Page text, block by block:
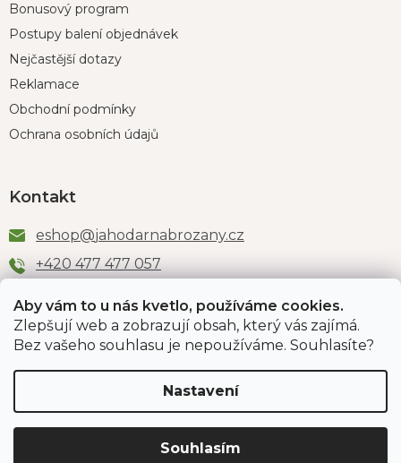
Aby vám to u nás kvetlo, používáme cookies.
Zlepšují web a zobrazují obsah, který vás zajímá.
Bez vašeho souhlasu je nepoužíváme. Souhlasíte?
Nastavení
Souhlasím
Bonusový program
Postupy balení objednávek
Nejčastější dotazy
Reklamace
Obchodní podmínky
Ochrana osobních údajů
Kontakt
eshop@jahodarnabrozany.cz
+420 477 477 057
Odběr newsletteru